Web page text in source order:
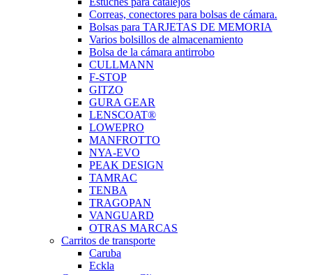
Correas, conectores para bolsas de cámara.
Bolsas para TARJETAS DE MEMORIA
Varios bolsillos de almacenamiento
Bolsa de la cámara antirrobo
CULLMANN
F-STOP
GITZO
GURA GEAR
LENSCOAT®
LOWEPRO
MANFROTTO
NYA-EVO
PEAK DESIGN
TAMRAC
TENBA
TRAGOPAN
VANGUARD
OTRAS MARCAS
Carritos de transporte
Caruba
Eckla